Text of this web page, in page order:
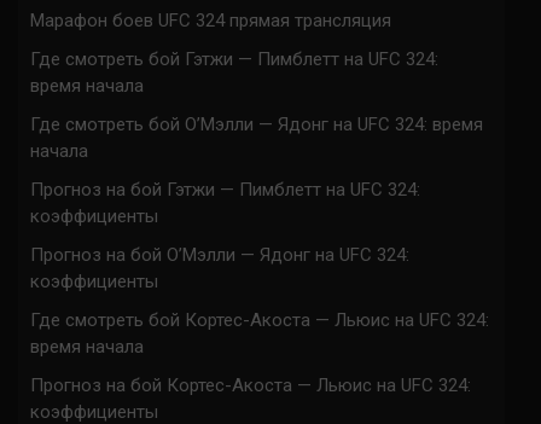
Марафон боев UFC 324 прямая трансляция
Где смотреть бой Гэтжи — Пимблетт на UFC 324:
время начала
Где смотреть бой О’Мэлли — Ядонг на UFC 324: время
начала
Прогноз на бой Гэтжи — Пимблетт на UFC 324:
коэффициенты
Прогноз на бой О’Мэлли — Ядонг на UFC 324:
коэффициенты
Где смотреть бой Кортес-Акоста — Льюис на UFC 324:
время начала
Прогноз на бой Кортес-Акоста — Льюис на UFC 324:
коэффициенты